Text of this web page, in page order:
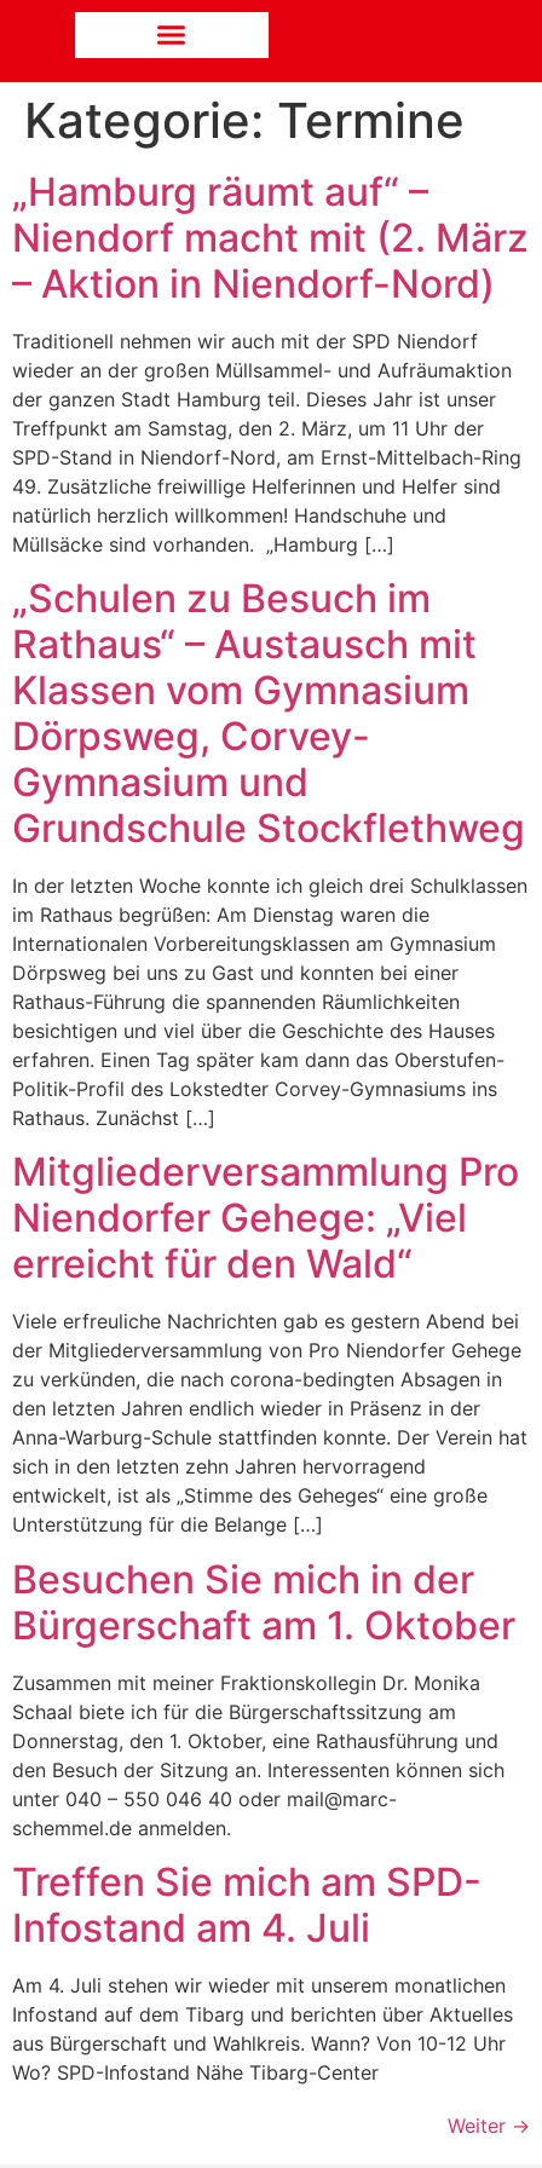
Kategorie: Termine
„Hamburg räumt auf“ –
Niendorf macht mit (2. März
– Aktion in Niendorf-Nord)
Traditionell nehmen wir auch mit der SPD Niendorf
wieder an der großen Müllsammel- und Aufräumaktion
der ganzen Stadt Hamburg teil. Dieses Jahr ist unser
Treffpunkt am Samstag, den 2. März, um 11 Uhr der
SPD-Stand in Niendorf-Nord, am Ernst-Mittelbach-Ring
49. Zusätzliche freiwillige Helferinnen und Helfer sind
natürlich herzlich willkommen! Handschuhe und
Müllsäcke sind vorhanden. „Hamburg […]
„Schulen zu Besuch im
Rathaus“ – Austausch mit
Klassen vom Gymnasium
Dörpsweg, Corvey-
Gymnasium und
Grundschule Stockflethweg
In der letzten Woche konnte ich gleich drei Schulklassen
im Rathaus begrüßen: Am Dienstag waren die
Internationalen Vorbereitungsklassen am Gymnasium
Dörpsweg bei uns zu Gast und konnten bei einer
Rathaus-Führung die spannenden Räumlichkeiten
besichtigen und viel über die Geschichte des Hauses
erfahren. Einen Tag später kam dann das Oberstufen-
Politik-Profil des Lokstedter Corvey-Gymnasiums ins
Rathaus. Zunächst […]
Mitgliederversammlung Pro
Niendorfer Gehege: „Viel
erreicht für den Wald“
Viele erfreuliche Nachrichten gab es gestern Abend bei
der Mitgliederversammlung von Pro Niendorfer Gehege
zu verkünden, die nach corona-bedingten Absagen in
den letzten Jahren endlich wieder in Präsenz in der
Anna-Warburg-Schule stattfinden konnte. Der Verein hat
sich in den letzten zehn Jahren hervorragend
entwickelt, ist als „Stimme des Geheges“ eine große
Unterstützung für die Belange […]
Besuchen Sie mich in der
Bürgerschaft am 1. Oktober
Zusammen mit meiner Fraktionskollegin Dr. Monika
Schaal biete ich für die Bürgerschaftssitzung am
Donnerstag, den 1. Oktober, eine Rathausführung und
den Besuch der Sitzung an. Interessenten können sich
unter 040 – 550 046 40 oder mail@marc-
schemmel.de anmelden.
Treffen Sie mich am SPD-
Infostand am 4. Juli
Am 4. Juli stehen wir wieder mit unserem monatlichen
Infostand auf dem Tibarg und berichten über Aktuelles
aus Bürgerschaft und Wahlkreis. Wann? Von 10-12 Uhr
Wo? SPD-Infostand Nähe Tibarg-Center
Weiter →